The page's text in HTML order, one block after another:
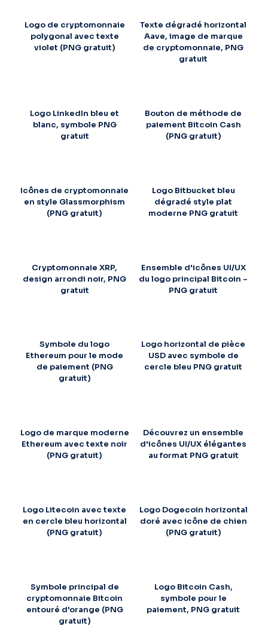
Logo de cryptomonnaie
polygonal avec texte
violet (PNG gratuit)
Texte dégradé horizontal
Aave, image de marque
de cryptomonnaie, PNG
gratuit
Logo LinkedIn bleu et
blanc, symbole PNG
gratuit
Bouton de méthode de
paiement Bitcoin Cash
(PNG gratuit)
Icônes de cryptomonnaie
en style Glassmorphism
(PNG gratuit)
Logo Bitbucket bleu
dégradé style plat
moderne PNG gratuit
Cryptomonnaie XRP,
design arrondi noir, PNG
gratuit
Ensemble d'icônes UI/UX
du logo principal Bitcoin –
PNG gratuit
Symbole du logo
Ethereum pour le mode
de paiement (PNG
gratuit)
Logo horizontal de pièce
USD avec symbole de
cercle bleu PNG gratuit
Logo de marque moderne
Ethereum avec texte noir
(PNG gratuit)
Découvrez un ensemble
d'icônes UI/UX élégantes
au format PNG gratuit
Logo Litecoin avec texte
en cercle bleu horizontal
(PNG gratuit)
Logo Dogecoin horizontal
doré avec icône de chien
(PNG gratuit)
Symbole principal de
cryptomonnaie Bitcoin
entouré d'orange (PNG
gratuit)
Logo Bitcoin Cash,
symbole pour le
paiement, PNG gratuit